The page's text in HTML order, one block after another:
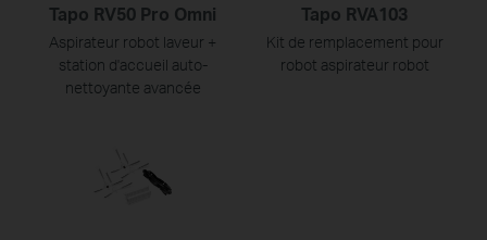
Tapo RV50 Pro Omni
Aspirateur robot laveur +
station d'accueil auto-
nettoyante avancée
Tapo RVA103
Kit de remplacement pour
robot aspirateur robot